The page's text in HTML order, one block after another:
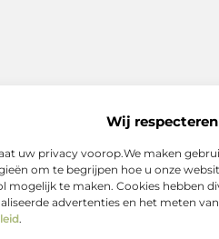
Wij
uw privacy voorop.We maken
om te begrijpen hoe u onze
mogelijk te maken. Cookies hebben
advertenties en het meten
.